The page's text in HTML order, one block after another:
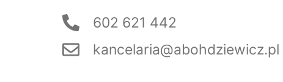
602 621 442
kancelaria@abohdziewicz.pl